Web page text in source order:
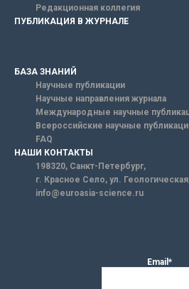
Редакционная коллегия
ПУБЛИКАЦИЯ В ЖУРНАЛЕ
БАЗА ЗНАНИЙ
Научные публикации
Научные направления журнала
Международные научные
Всероссийские научные
FAQ
НАШИ КОНТАКТЫ
198320, Санкт-Петербург,
г. Красное Село, ул.
info@euroasia-science.ru
Email*